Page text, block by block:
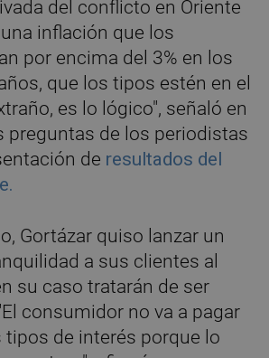
del conflicto en Oriente
inflación que los
por encima del 3% en los
que los tipos estén en el
es lo lógico", señaló en
preguntas de los periodistas
de resultados del
Gortázar quiso lanzar un
a sus clientes al
su caso tratarán de ser
consumidor no va a pagar
tipos de interés porque lo